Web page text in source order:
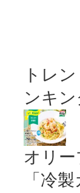
トレ
ンキ
オリ
「冷